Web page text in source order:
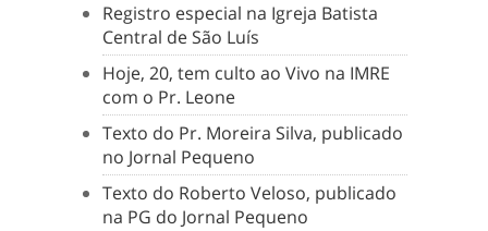
Registro especial na Igreja Batista
Central de São Luís
Hoje, 20, tem culto ao Vivo na IMRE
com o Pr. Leone
Texto do Pr. Moreira Silva, publicado
no Jornal Pequeno
Texto do Roberto Veloso, publicado
na PG do Jornal Pequeno